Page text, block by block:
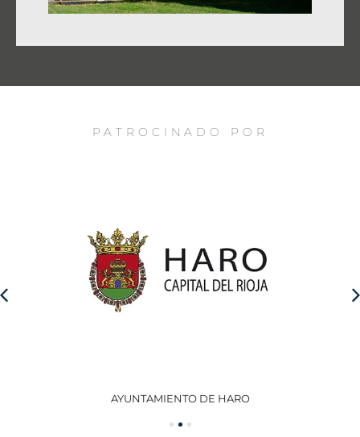
PATROCINADO POR
AYUNTAMIENTO DE HARO